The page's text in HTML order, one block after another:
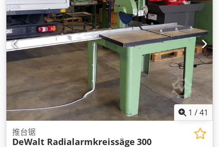
1 /41
推台锯
DeWalt Radialarmkreissäge 300